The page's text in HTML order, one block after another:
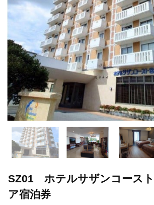
SZ01 ホテルサザンコース
ア宿泊券